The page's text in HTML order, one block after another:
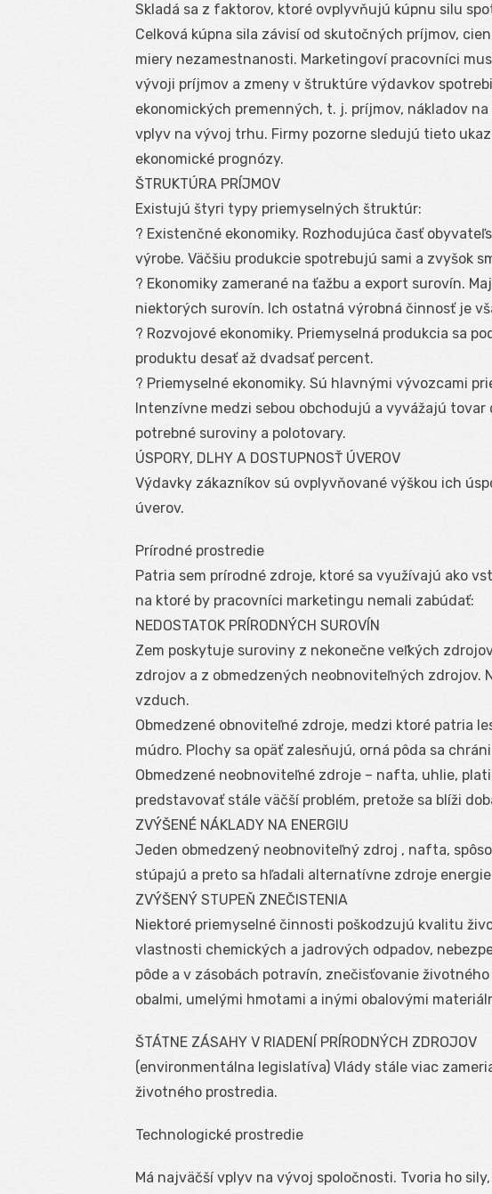
Skladá sa z faktorov, ktoré ovplyvňujú kúpnu silu
Celková kúpna sila závisí od skutočných príjmov,
miery nezamestnanosti. Marketingoví pracovníci
vývoji príjmov a zmeny v štruktúre výdavkov
ekonomických premenných, t. j. príjmov, nákladov
vplyv na vývoj trhu. Firmy pozorne sledujú tieto
ekonomické prognózy.
ŠTRUKTÚRA PRÍJMOV
Existujú štyri typy priemyselných štruktúr:
? Existenčné ekonomiky. Rozhodujúca časť
výrobe. Väčšiu produkcie spotrebujú sami a zvyšok
? Ekonomiky zamerané na ťažbu a export surovín.
niektorých surovín. Ich ostatná výrobná činnosť je
? Rozvojové ekonomiky. Priemyselná produkcia sa
produktu desať až dvadsať percent.
? Priemyselné ekonomiky. Sú hlavnými vývozcami
Intenzívne medzi sebou obchodujú a vyvážajú
potrebné suroviny a polotovary.
ÚSPORY, DLHY A DOSTUPNOSŤ ÚVEROV
Výdavky zákazníkov sú ovplyvňované výškou ich
úverov.
Prírodné prostredie
Patria sem prírodné zdroje, ktoré sa využívajú ako
na ktoré by pracovníci marketingu nemali zabúdať:
NEDOSTATOK PRÍRODNÝCH SUROVÍN
Zem poskytuje suroviny z nekonečne veľkých
zdrojov a z obmedzených neobnoviteľných zdrojov.
vzduch.
Obmedzené obnoviteľné zdroje, medzi ktoré patria
múdro. Plochy sa opäť zalesňujú, orná pôda sa
Obmedzené neobnoviteľné zdroje – nafta, uhlie,
predstavovať stále väčší problém, pretože sa blíži
ZVÝŠENÉ NÁKLADY NA ENERGIU
Jeden obmedzený neobnoviteľný zdroj , nafta,
stúpajú a preto sa hľadali alternatívne zdroje
ZVÝŠENÝ STUPEŇ ZNEČISTENIA
Niektoré priemyselné činnosti poškodzujú kvalitu
vlastnosti chemických a jadrových odpadov,
pôde a v zásobách potravín, znečisťovanie
obalmi, umelými hmotami a inými obalovými
ŠTÁTNE ZÁSAHY V RIADENÍ PRÍRODNÝCH ZDROJOV
(environmentálna legislatíva) Vlády stále viac
životného prostredia.
Technologické prostredie
Má najväčší vplyv na vývoj spoločnosti. Tvoria ho